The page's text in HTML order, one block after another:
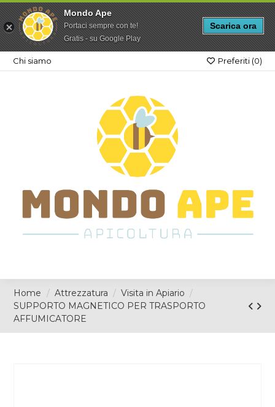
Mondo Ape
Portaci sempre con te!
Gratis - su Google Play
Scarica ora
Chi siamo Preferiti (0)
Home Attrezzatura
Visita in Apiario
SUPPORTO MAGNETICO PER TRASPORTO
AFFUMICATORE